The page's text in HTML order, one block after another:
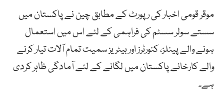
موقر قومی اخبار کی رپورٹ کے مطابق چین نے پاکستان میں
سستے سولر سسٹم کی فراہمی کے لئے اس میں استعمال
ہونے والے پینلز، کنورٹرز اور بیٹریز سمیت تمام آلات تیار کرنے
والے کارخانے پاکستان میں لگانے کے لئے آمادگی ظاہر کردی
ہے۔